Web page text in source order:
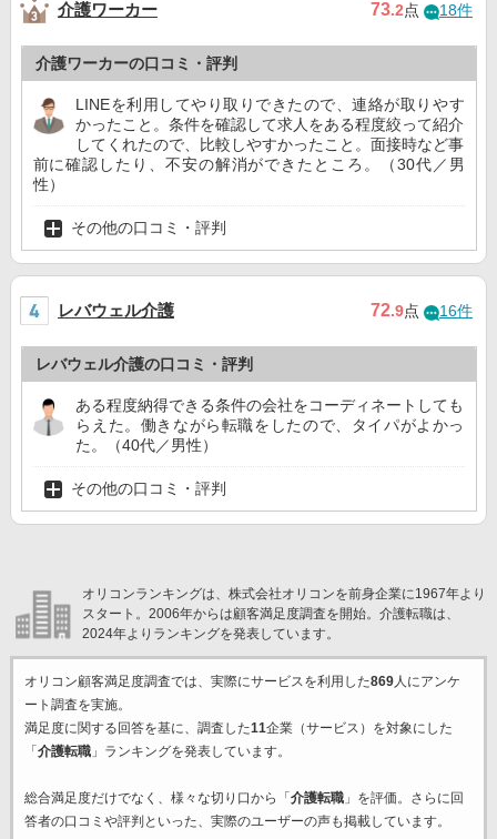
介護ワーカー 73.2点 18件
介護ワーカーの口コミ・評判
LINEを利用してやり取りできたので、連絡が取りやす
かったこと。条件を確認して求人をある程度絞って紹介
してくれたので、比較しやすかったこと。面接時など事
前に確認したり、不安の解消ができたところ。（30代／男
性）
その他の口コミ・評判
レバウェル介護 72.9点 16件
レバウェル介護の口コミ・評判
ある程度納得できる条件の会社をコーディネートしても
らえた。働きながら転職をしたので、タイパがよかっ
た。（40代／男性）
その他の口コミ・評判
オリコンランキングは、株式会社オリコンを前身企業に1967年より
スタート。2006年からは顧客満足度調査を開始。介護転職は、
2024年よりランキングを発表しています。
オリコン顧客満足度調査では、実際にサービスを利用した869人にアンケ
ート調査を実施。
満足度に関する回答を基に、調査した11企業（サービス）を対象にした
「 介護転職」ランキングを発表しています。
総合満足度だけでなく、様々な切り口から「 介護転職」を評価。さらに回
答者の口コミや評判といった、実際のユーザーの声も掲載しています。